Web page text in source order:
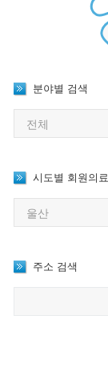
분야별 검색
시도별 회원의
주소 검색